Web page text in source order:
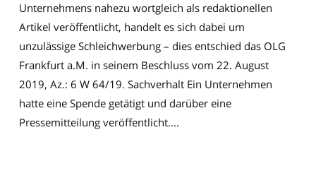
Unternehmens nahezu wortgleich als redaktionellen
Artikel veröffentlicht, handelt es sich dabei um
unzulässige Schleichwerbung – dies entschied das OLG
Frankfurt a.M. in seinem Beschluss vom 22. August
2019, Az.: 6 W 64/19. Sachverhalt Ein Unternehmen
hatte eine Spende getätigt und darüber eine
Pressemitteilung veröffentlicht....